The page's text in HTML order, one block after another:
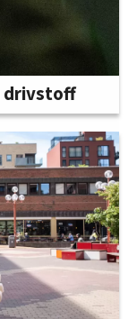
drivstoff